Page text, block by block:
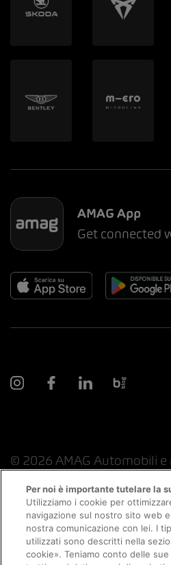
AMAG App
Get connected
© 2026 AMAG Automobili e
Protezione dei dati
Consulenza online
Per noi è importante tutelare la
Utilizziamo i cookie per
navigazione sul nostro sito web
nostra comunicazione con lei. I
utilizzati sono descritti nella
cookie». Teniamo conto delle